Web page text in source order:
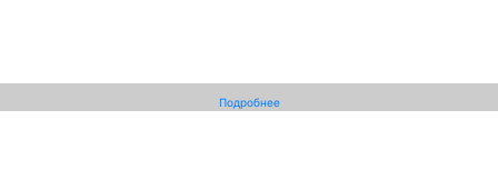
Подробнее